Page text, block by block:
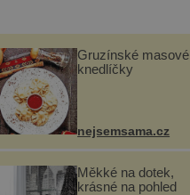
Gruzínské masové
knedlíčky
nejsemsama.cz
Měkké na dotek,
krásné na pohled